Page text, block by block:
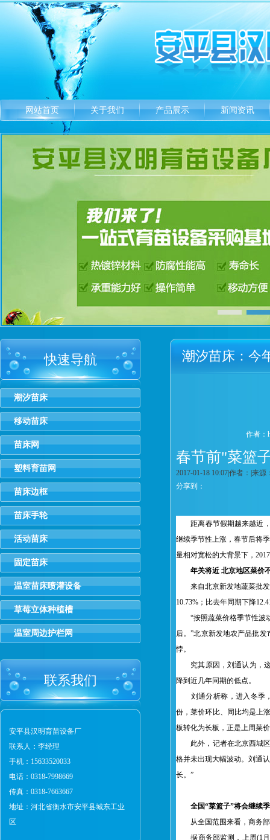
网站首页 关于我们 产品展示 新闻资讯
快速导航
潮汐苗床
移动苗床
苗床网
塑料育苗网
苗床边框
苗床手轮
活动苗床
固定苗床
温室苗床喷灌设备
草莓立体种植槽
温室周边护栏网
联系我们
安平县汉明育苗设备厂
联系人：李经理
手机：15633520033
电话：0318-7998669
传真：0318-7663667
地址：河北省衡水市安平县城东工业
区
潮汐苗床：今
作者：
春节前"菜篮
2017-01-18 10:07作者： 来源
分享到：
距离春节假期越来越近，
继续季节性上涨，春节后将
量相对宽松的大背景下，
年关将近 北京地区菜价
来自北京新发地蔬菜批发
10.73%；比去年同期下降
“按照蔬菜价格季节性波动
后。”北京新发地农产品批
悖。
究其原因，刘通认为，这
降到近几年同期的低点。
刘通分析称，进入冬季，
份，菜价环比、同比均是上
板转化为长板，正是上周菜
此外，记者在北京西城区
格并未出现大幅波动。刘通
长。”
全国“菜篮子”将会继续
从全国范围来看，商务部
据商务部监测，上周(1月9